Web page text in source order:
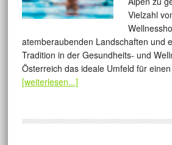
Vielzahl
atemberaubenden Landschaften und
Tradition in der Gesundheits- und
Österreich das ideale Umfeld für
[weiterlesen...]